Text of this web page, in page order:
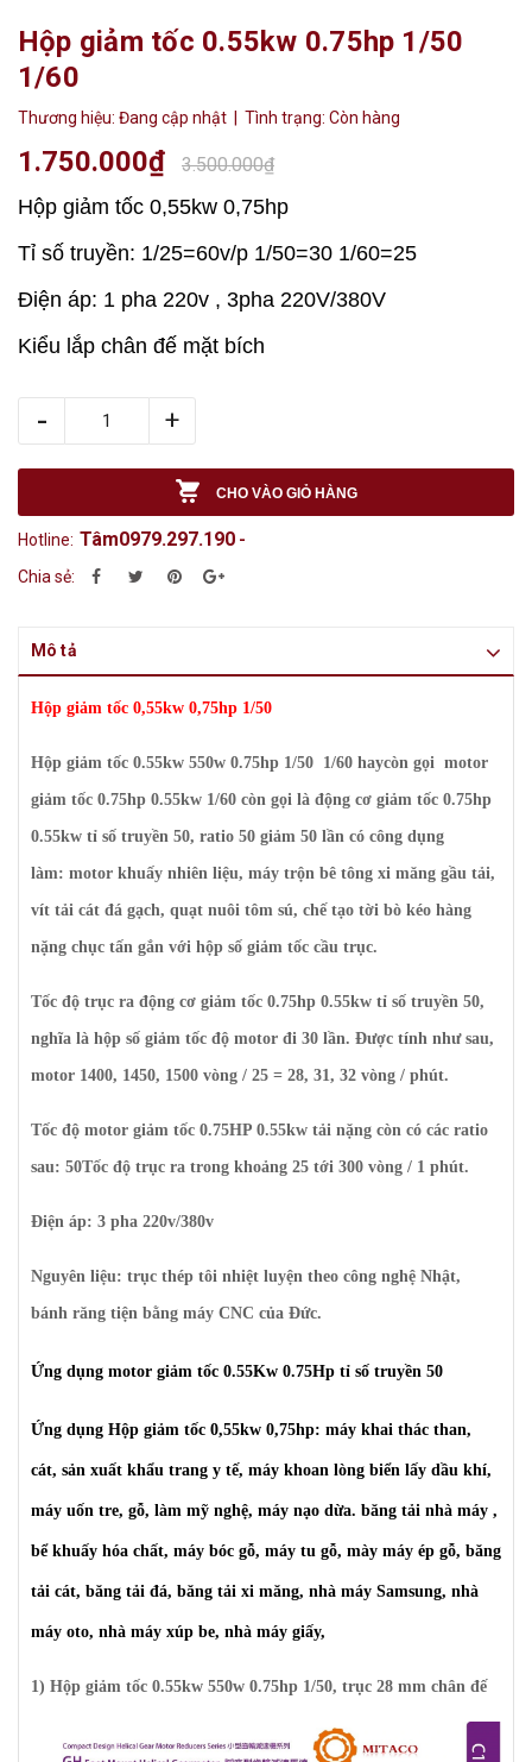
Hộp giảm tốc 0.55kw 0.75hp 1/50
1/60
Thương hiệu: Đang cập nhật | Tình trạng: Còn hàng
1.750.000₫ 3.500.000₫
Hộp giảm tốc 0,55kw 0,75hp
Tỉ số truyền: 1/25=60v/p 1/50=30 1/60=25
Điện áp: 1 pha 220v , 3pha 220V/380V
Kiểu lắp chân đế mặt bích
- +
CHO VÀO GIỎ HÀNG
Hotline: Tâm0979.297.190 -
Chia sẻ:
Mô tả
Hộp giảm tốc 0,55kw 0,75hp 1/50
Hộp giảm tốc 0.55kw 550w 0.75hp 1/50 1/60 haycòn gọi motor
giảm tốc 0.75hp 0.55kw 1/60 còn gọi là động cơ giảm tốc 0.75hp
0.55kw tỉ số truyền 50, ratio 50 giảm 50 lần có công dụng
làm: motor khuấy nhiên liệu, máy trộn bê tông xi măng gầu tải,
vít tải cát đá gạch, quạt nuôi tôm sú, chế tạo tời bò kéo hàng
nặng chục tấn gắn với hộp số giảm tốc cầu trục.
Tốc độ trục ra động cơ giảm tốc 0.75hp 0.55kw tỉ số truyền 50,
nghĩa là hộp số giảm tốc độ motor đi 30 lần. Được tính như sau,
motor 1400, 1450, 1500 vòng / 25 = 28, 31, 32 vòng / phút.
Tốc độ motor giảm tốc 0.75HP 0.55kw tải nặng còn có các ratio
sau: 50Tốc độ trục ra trong khoảng 25 tới 300 vòng / 1 phút.
Điện áp: 3 pha 220v/380v
Nguyên liệu: trục thép tôi nhiệt luyện theo công nghệ Nhật,
bánh răng tiện bằng máy CNC của Đức.
Ứng dụng motor giảm tốc 0.55Kw 0.75Hp tỉ số truyền 50
Ứng dụng Hộp giảm tốc 0,55kw 0,75hp: máy khai thác than,
cát, sản xuất khẩu trang y tế, máy khoan lòng biển lấy dầu khí,
máy uốn tre, gỗ, làm mỹ nghệ, máy nạo dừa. băng tải nhà máy ,
bể khuấy hóa chất, máy bóc gỗ, máy tu gỗ, mày máy ép gỗ, băng
tải cát, băng tải đá, băng tải xi măng, nhà máy Samsung, nhà
máy oto, nhà máy xúp be, nhà máy giấy,
1) Hộp giảm tốc 0.55kw 550w 0.75hp 1/50, trục 28 mm chân đế